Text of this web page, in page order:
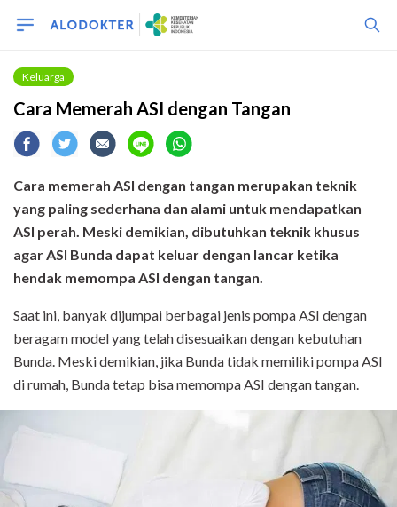
Keluarga
Cara Memerah ASI dengan Tangan
Cara memerah ASI dengan tangan merupakan teknik
yang paling sederhana dan alami untuk mendapatkan
ASI perah. Meski demikian, dibutuhkan teknik khusus
agar ASI Bunda dapat keluar dengan lancar ketika
hendak memompa ASI dengan tangan.
Saat ini, banyak dijumpai berbagai jenis pompa ASI dengan
beragam model yang telah disesuaikan dengan kebutuhan
Bunda. Meski demikian, jika Bunda tidak memiliki pompa ASI
di rumah, Bunda tetap bisa memompa ASI dengan tangan.